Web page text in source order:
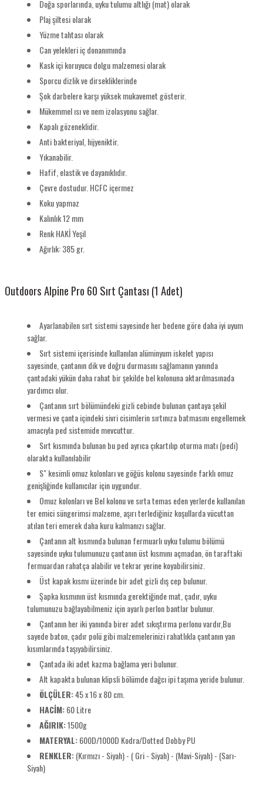
Doğa sporlarında, uyku tulumu altlığı (mat) olarak
Plaj şiltesi olarak
Yüzme tahtası olarak
Can yelekleri iç donanımında
Kask içi koruyucu dolgu malzemesi olarak
Sporcu dizlik ve dirsekliklerinde
Şok darbelere karşı yüksek mukavemet gösterir.
Mükemmel ısı ve nem izolasyonu sağlar.
Kapalı gözeneklidir.
Anti bakteriyal, hijyeniktir.
Yıkanabilir.
Hafif, elastik ve dayanıklıdır.
Çevre dostudur. HCFC içermez
Koku yapmaz
Kalınlık 12 mm
Renk HAKİ Yeşil
Ağırlık: 385 gr.
Outdoors Alpine Pro 60 Sırt Çantası (1 Adet)
Ayarlanabilen sırt sistemi sayesinde her bedene göre daha iyi uyum
sağlar.
Sırt sistemi içerisinde kullanılan alüminyum iskelet yapısı
sayesinde, çantanın dik ve doğru durmasını sağlamanın yanında
çantadaki yükün daha rahat bir şekilde bel kolonuna aktarılmasınada
yardımcı olur.
Çantanın sırt bölümündeki gizli cebinde bulunan çantaya şekil
vermesi ve çanta içindeki sivri cisimlerin sırtınıza batmasını engellemek
amacıyla ped sistemide mevcuttur.
Sırt kısmında bulunan bu ped ayrıca çıkartılıp oturma matı (pedi)
olarakta kullanılabilir
S" kesimli omuz kolonları ve göğüs kolonu sayesinde farklı omuz
genişliğinde kullanıcılar için uygundur.
Omuz kolonları ve Bel kolonu ve sırta temas eden yerlerde kullanılan
ter emici süngerimsi malzeme, aşırı terlediğiniz koşullarda vücuttan
atılan teri emerek daha kuru kalmanızı sağlar.
Çantanın alt kısmında bulunan fermuarlı uyku tulumu bölümü
sayesinde uyku tulumunuzu çantanın üst kısmını açmadan, ön taraftaki
fermuardan rahatça alabilir ve tekrar yerine koyabilirsiniz.
Üst kapak kısmı üzerinde bir adet gizli dış cep bulunur.
Şapka kısmının üst kısmında gerektiğinde mat, çadır, uyku
tulumunuzu bağlayabilmeniz için ayarlı perlon bantlar bulunur.
Çantanın her iki yanında birer adet sıkıştırma perlonu vardır,Bu
sayede baton, çadır polü gibi malzemelerinizi rahatlıkla çantanın yan
kısımlarında taşıyabilirsiniz.
Çantada iki adet kazma bağlama yeri bulunur.
Alt kapakta bulunan klipsli bölümde dağcı ipi taşıma yeride bulunur.
ÖLÇÜLER:45 x 16 x 80 cm.
HACİM:60 Litre
AĞIRIK:1500g
MATERYAL:600D/1000D Kodra/Dotted Dobby PU
RENKLER:(Kırmızı - Siyah) - ( Gri - Siyah) - (Mavi-Siyah) - (Sarı-
Siyah)